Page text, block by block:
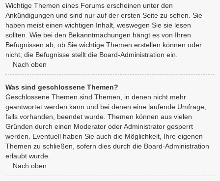
Wichtige Themen eines Forums erscheinen unter den
Ankündigungen und sind nur auf der ersten Seite zu sehen. Sie
haben meist einen wichtigen Inhalt, weswegen Sie sie lesen
sollten. Wie bei den Bekanntmachungen hängt es von Ihren
Befugnissen ab, ob Sie wichtige Themen erstellen können oder
nicht; die Befugnisse stellt die Board-Administration ein.
Nach oben
Was sind geschlossene Themen?
Geschlossene Themen sind Themen, in denen nicht mehr
geantwortet werden kann und bei denen eine laufende Umfrage,
falls vorhanden, beendet wurde. Themen können aus vielen
Gründen durch einen Moderator oder Administrator gesperrt
werden. Eventuell haben Sie auch die Möglichkeit, Ihre eigenen
Themen zu schließen, sofern dies durch die Board-Administration
erlaubt wurde.
Nach oben